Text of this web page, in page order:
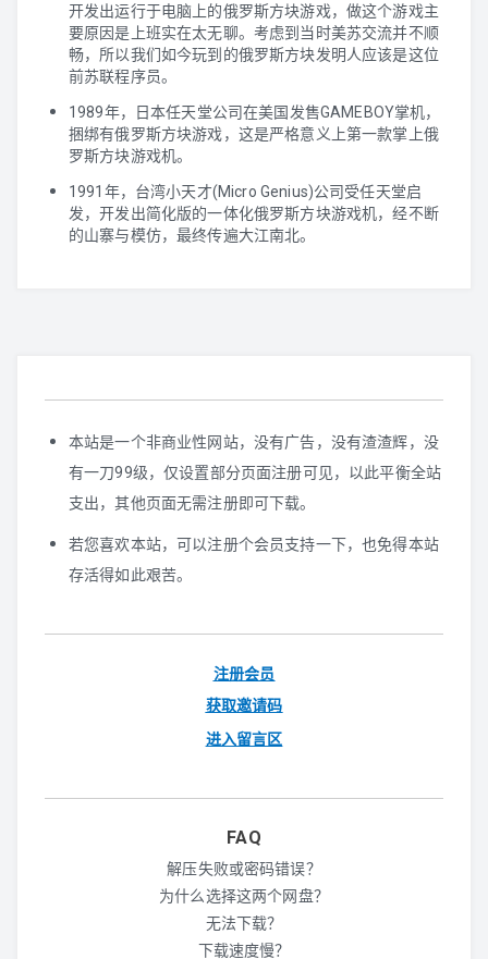
开发出运行于电脑上的俄罗斯方块游戏，做这个游戏主
要原因是上班实在太无聊。考虑到当时美苏交流并不顺
畅，所以我们如今玩到的俄罗斯方块发明人应该是这位
前苏联程序员。
1989年，日本任天堂公司在美国发售GAMEBOY掌机，
捆绑有俄罗斯方块游戏，这是严格意义上第一款掌上俄
罗斯方块游戏机。
1991年，台湾小天才(Micro Genius)公司受任天堂启
发，开发出简化版的一体化俄罗斯方块游戏机，经不断
的山寨与模仿，最终传遍大江南北。
本站是一个非商业性网站，没有广告，没有渣渣辉，没
有一刀99级，仅设置部分页面注册可见，以此平衡全站
支出，其他页面无需注册即可下载。
若您喜欢本站，可以注册个会员支持一下，也免得本站
存活得如此艰苦。
注册会员
获取邀请码
进入留言区
FAQ
解压失败或密码错误？
为什么选择这两个网盘？
无法下载？
下载速度慢？